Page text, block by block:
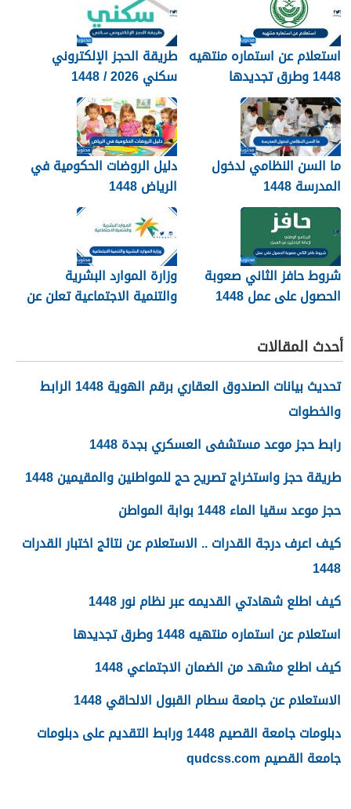
استعلام عن استماره منتهيه
1448 وطرق تجديدها
طريقة الحجز الإلكتروني
سكني 2026 / 1448
بالتفصيل
ما السن النظامي لدخول
المدرسة 1448
دليل الروضات الحكومية في
الرياض 1448
شروط حافز الثاني صعوبة
الحصول على عمل 1448
وزارة الموارد البشرية
والتنمية الاجتماعية تعلن عن
1448
أحدث المقالات
تحديث بيانات الصندوق العقاري برقم الهوية 1448 الرابط
والخطوات
رابط حجز موعد مستشفى العسكري بجدة 1448
طريقة حجز واستخراج تصريح حج للمواطنين والمقيمين 1448
حجز موعد سقيا الماء 1448 بوابة المواطن
كيف اعرف درجة القدرات .. الاستعلام عن نتائج اختبار القدرات
1448
كيف اطلع شهادتي القديمه عبر نظام نور 1448
استعلام عن استماره منتهيه 1448 وطرق تجديدها
كيف اطلع مشهد من الضمان الاجتماعي 1448
الاستعلام عن جامعة سطام القبول الالحاقي 1448
دبلومات جامعة القصيم 1448 ورابط التقديم على دبلومات
جامعة القصيم qudcss.com